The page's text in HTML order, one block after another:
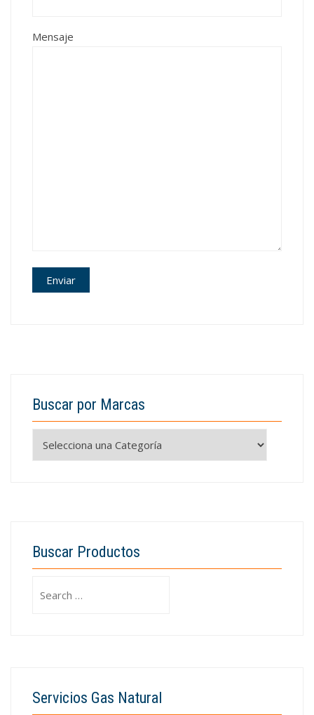
Mensaje
Buscar por Marcas
Buscar Productos
for:
Servicios Gas Natural